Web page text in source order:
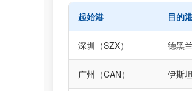
起始港 目的
深圳（SZX） 德黑
广州（CAN） 伊斯